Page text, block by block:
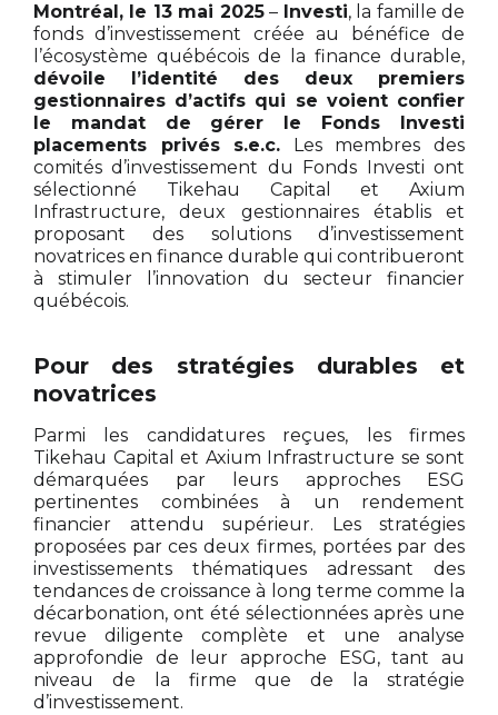
Montréal, le 13 mai 2025– Investi, la famille de
fonds d’investissement créée au bénéfice de
l’écosystème québécois de la finance durable,
dévoile l’identité des deux premiers
gestionnaires d’actifs qui se voient confier
le mandat de gérer le Fonds Investi
placements privés s.e.c. Les membres des
comités d’investissement du Fonds Investi ont
sélectionné Tikehau Capital et Axium
Infrastructure, deux gestionnaires établis et
proposant des solutions d’investissement
novatrices en finance durable qui contribueront
à stimuler l’innovation du secteur financier
québécois.
Pour des stratégies durables et
novatrices
Parmi les candidatures reçues, les firmes
Tikehau Capital et Axium Infrastructure se sont
démarquées par leurs approches ESG
pertinentes combinées à un rendement
financier attendu supérieur. Les stratégies
proposées par ces deux firmes, portées par des
investissements thématiques adressant des
tendances de croissance à long terme comme la
décarbonation, ont été sélectionnées après une
revue diligente complète et une analyse
approfondie de leur approche ESG, tant au
niveau de la firme que de la stratégie
d’investissement.